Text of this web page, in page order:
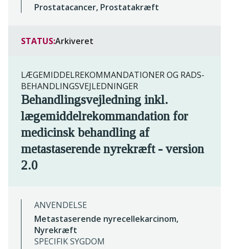
Prostatacancer, Prostatakræft
STATUS:Arkiveret
LÆGEMIDDELREKOMMANDATIONER OG RADS-
BEHANDLINGSVEJLEDNINGER
Behandlingsvejledning inkl.
lægemiddelrekommandation for
medicinsk behandling af
metastaserende nyrekræft - version
2.0
ANVENDELSE
Metastaserende nyrecellekarcinom,
Nyrekræft
SPECIFIK SYGDOM